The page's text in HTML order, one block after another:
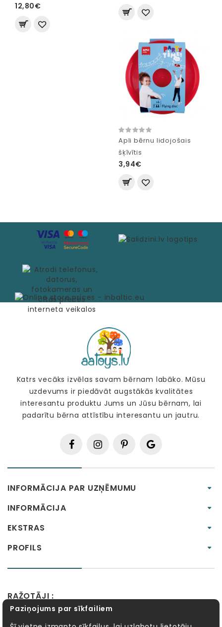
12,80€
Apli bērnu lidojošais
šķīvītis
3,94€
Katrs vecāks izvēlas savam bērnam labāko. Mūsu
uzdevums ir piedāvāt augstākās kvalitātes
interesantu produktu Jums un Jūsu bērnam, lai
padarītu bērna attīstību interesantu un jautru.
INFORMĀCIJA PAR UZŅĒMUMU
INFORMĀCIJA
EKSTRAS
PROFILS
RAŽOTĀJI :
Alexander Toys APLI kids
Fat Brain Toys
Goula KOSMOS Lucy&Leo
Paziņojums par sīkfailiem